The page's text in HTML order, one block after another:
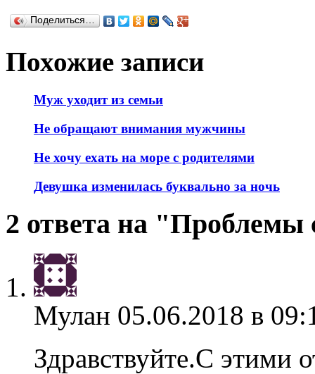
Поделиться…
Похожие записи
Муж уходит из семьи
Не обращают внимания мужчины
Не хочу ехать на море с родителями
Девушка изменилась буквально за ночь
2 ответа на "Проблемы
Мулан 05.06.2018 в
Здравствуйте.С этими